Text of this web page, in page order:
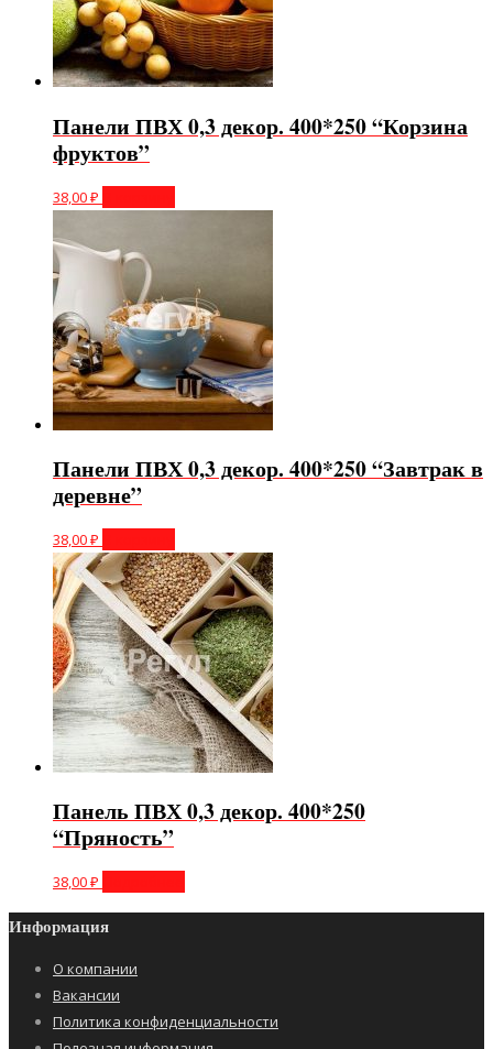
Панели ПВХ 0,3 декор. 400*250 “Корзина
фруктов”
38,00₽
Панели ПВХ 0,3 декор. 400*250 “Завтрак в
деревне”
38,00₽
Панель ПВХ 0,3 декор. 400*250
“Пряность”
38,00₽
Информация
О компании
Вакансии
Политика конфиденциальности